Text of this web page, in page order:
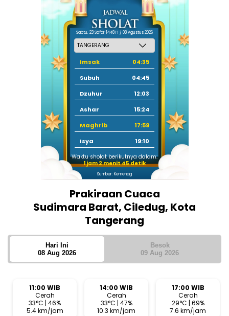
Sabtu, 23 Safar 1448 H / 08 Agustus 2026
Imsak
04:35
Subuh
04:45
Dzuhur
12:03
Ashar
15:24
Maghrib
17:59
Isya
19:10
Waktu sholat berikutnya dalam:
1 jam 2 menit 45 detik
Sumber: Kemenag
Prakiraan Cuaca
Sudimara Barat, Ciledug, Kota
Tangerang
Hari Ini
08 Aug 2026
Besok
09 Aug 2026
11:00 WIB
Cerah
33°C | 46%
5.4 km/jam
14:00 WIB
Cerah
33°C | 47%
10.3 km/jam
17:00 WIB
Cerah
29°C | 69%
7.6 km/jam